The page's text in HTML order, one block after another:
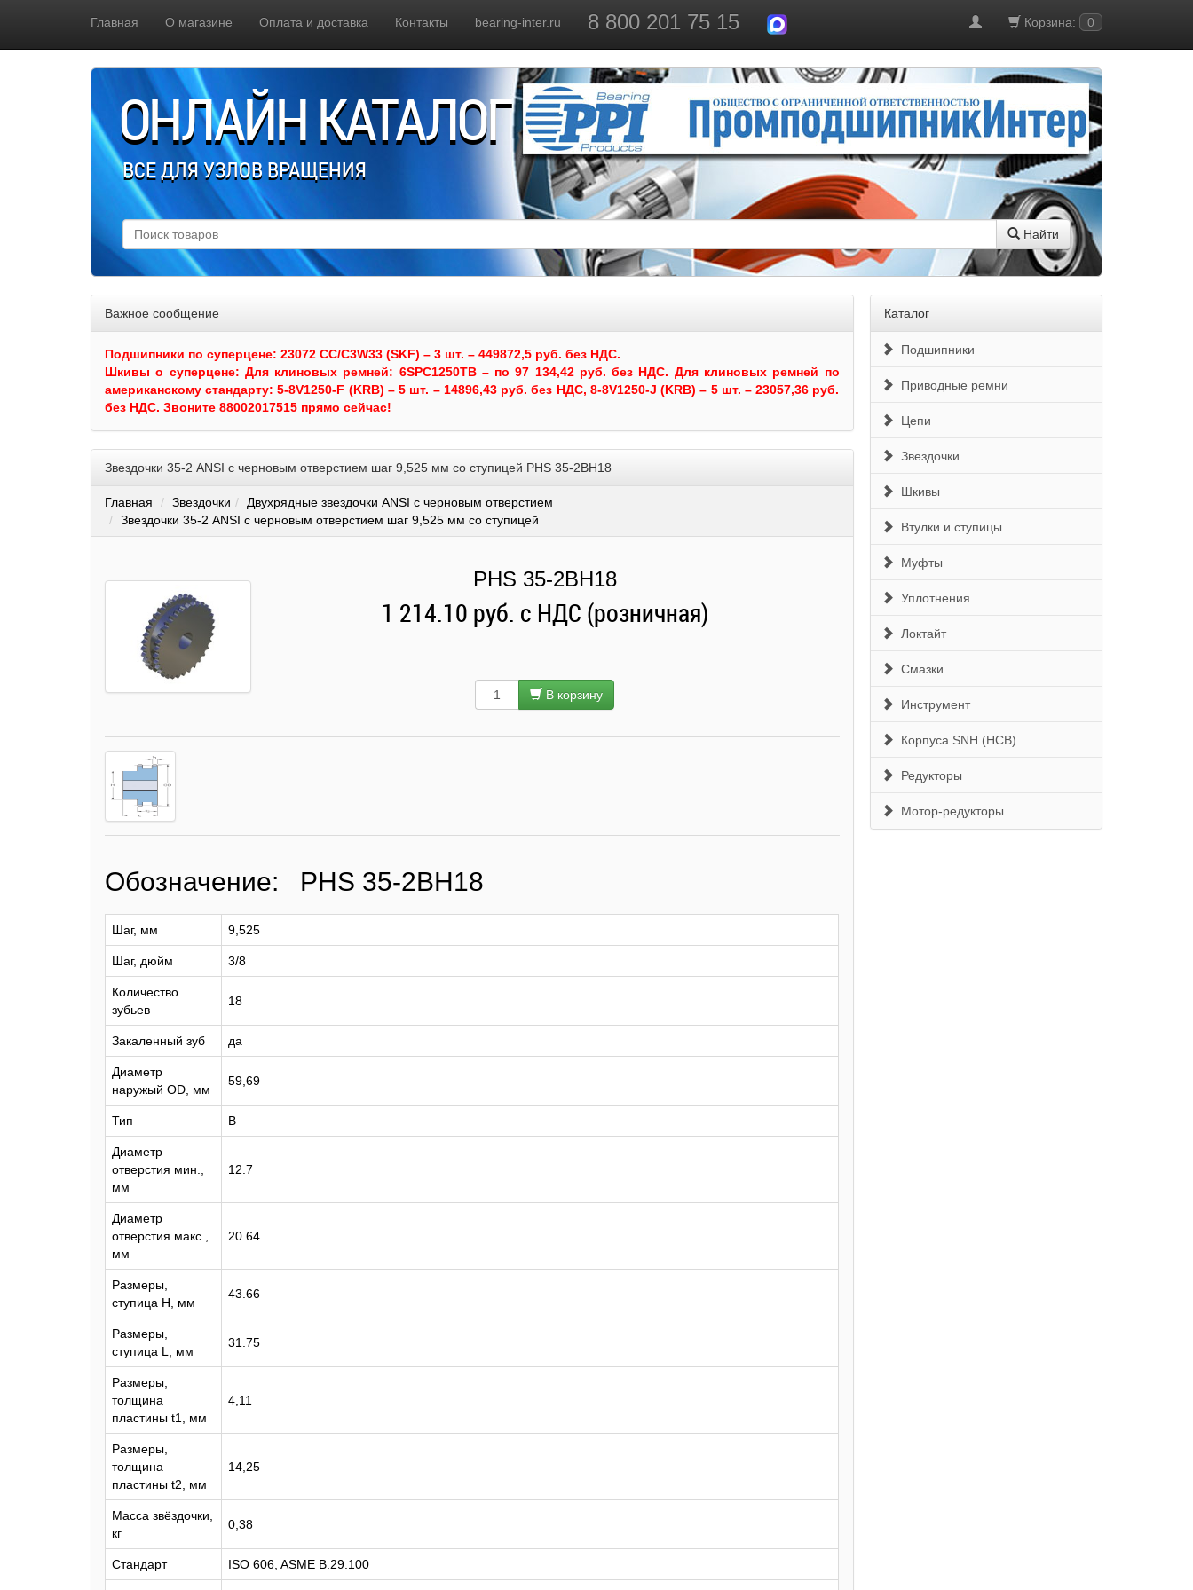
Главная О магазине Оплата и доставка Контакты bearing-inter.ru 8 800 201 75 15 Корзина: 0
ОНЛАЙН КАТАЛОГ
ВСЕ ДЛЯ УЗЛОВ ВРАЩЕНИЯ
Найти
Важное сообщение
Подшипники по суперцене: 23072 CC/C3W33 (SKF) – 3 шт. – 449872,5 руб. без НДС.
Шкивыо суперцене: Для клиновых ремней: 6SPC1250TB – по 97 134,42 руб. без НДС. Для клиновых ремней по
американскому стандарту: 5-8V1250-F (KRB) – 5 шт. – 14896,43 руб. без НДС, 8-8V1250-J (KRB) – 5 шт. – 23057,36 руб.
без НДС. Звоните 88002017515 прямо сейчас!
Звездочки 35-2 ANSI с черновым отверстием шаг 9,525 мм со ступицей PHS 35-2BH18
Главная Звездочки
Двухрядные звездочки ANSI с черновым отверстием
Звездочки 35-2 ANSI с черновым отверстием шаг 9,525 мм со ступицей
PHS 35-2BH18
1 214.10 руб. с НДС (розничная)
В корзину
Обозначение: PHS 35-2BH18
Шаг, мм 9,525
Шаг, дюйм 3/8
Количество
зубьев
18
Закаленный зуб да
Диаметр
наружый OD, мм
59,69
Тип B
Диаметр
отверстия мин.,
мм
12.7
Диаметр
отверстия макс.,
мм
20.64
Размеры,
ступица H, мм
43.66
Размеры,
ступица L, мм
31.75
Размеры,
толщина
пластины t1, мм
4,11
Размеры,
толщина
пластины t2, мм
14,25
Масса звёздочки,
кг
0,38
Стандарт ISO 606, ASME B.29.100
Каталог
Подшипники
Приводные ремни
Цепи
Звездочки
Шкивы
Втулки и ступицы
Муфты
Уплотнения
Локтайт
Смазки
Инструмент
Корпуса SNH (HCB)
Редукторы
Мотор-редукторы